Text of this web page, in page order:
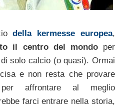
della kermesse europea,
il centro del mondoper
solo calcio (o quasi). Ormai
e non resta che provare
affrontare al meglio
farci entrare nella storia,